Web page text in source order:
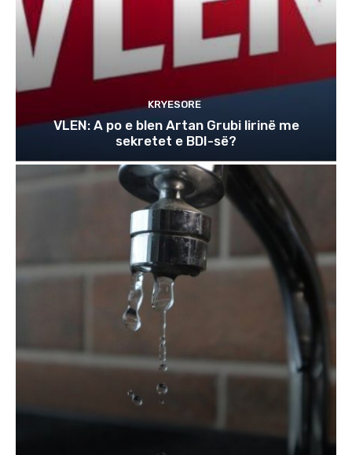
KRYESORE
VLEN: A po e blen Artan Grubi lirinë me
sekretet e BDI-së?